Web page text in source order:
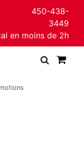
450-438-
3449
en moins de 2h